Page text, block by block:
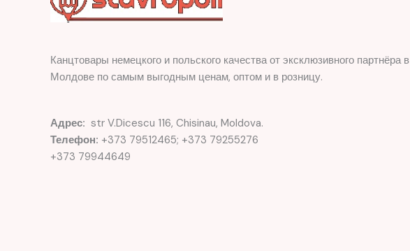
Канцтовары немецкого и польского качества от эксклюзивного партнёра в
Молдове по самым выгодным ценам, оптом и в розницу.
Адрес: str V.Dicescu 116, Chisinau, Moldova.
Телефон: +373 79512465; +373 79255276
+373 79944649